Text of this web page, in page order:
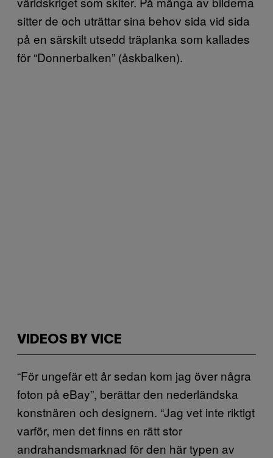
sitter de och uträttar sina behov sida vid sida
på en särskilt utsedd träplanka som kallades
för “Donnerbalken” (åskbalken).
VIDEOS BY VICE
“För ungefär ett år sedan kom jag över några
foton på eBay”, berättar den nederländska
konstnären och designern. “Jag vet inte riktigt
varför, men det finns en rätt stor
andrahandsmarknad för den här typen av